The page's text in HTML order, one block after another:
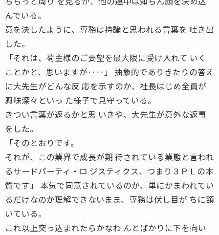
んでいる。
意を決したように、専務は持論と思われる言葉を 吐き出
した。
「それは、荷主様のご要望を最大限に受け入れて いく
ことかと、思いますが‥‥」 抽象的でありきたりの答え
に大先生がどんな反 応を示すのか、社長はじめ全員が
興味深々といっ た様子で見守っている。
きつい言葉が返るかと思 いきや、大先生が意外な返事
をした。
「そのとおりです。
それが、この業界で成長が期 待されている業態と言われ
るサードパーティ・ロ ジスティクス、つまり３ＰＬの本
質です」 本気で同意されているのか、単にかまわれてい
るだけなのか理解できないまま、専務は伏し目が ちに頷
いている。
これ以上突っ込まれたらかなわ んとばかりに下を向い